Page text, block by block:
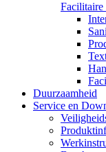
Duurzaamheid
Service en